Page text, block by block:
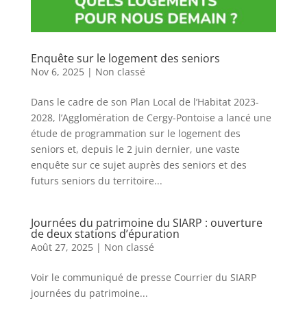
Enquête sur le logement des seniors
Nov 6, 2025| Non classé
Dans le cadre de son Plan Local de l’Habitat 2023-
2028, l’Agglomération de Cergy-Pontoise a lancé une
étude de programmation sur le logement des
seniors et, depuis le 2 juin dernier, une vaste
enquête sur ce sujet auprès des seniors et des
futurs seniors du territoire...
Journées du patrimoine du SIARP : ouverture
de deux stations d’épuration
Août 27, 2025| Non classé
Voir le communiqué de presse Courrier du SIARP
journées du patrimoine...